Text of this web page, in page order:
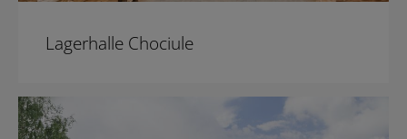
Lagerhalle Chociule